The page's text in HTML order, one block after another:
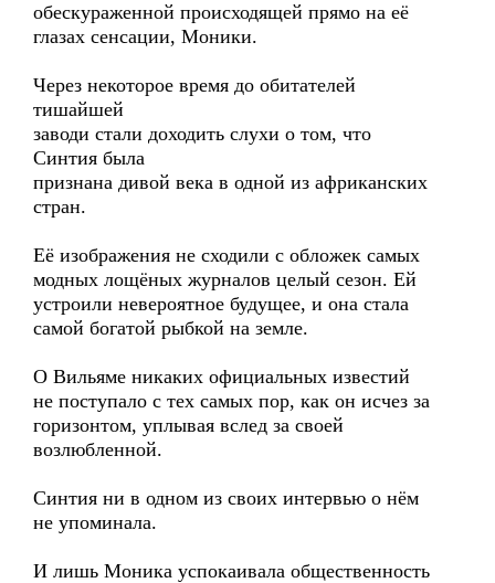
обескураженной происходящей прямо на её
глазах сенсации, Моники.
Через некоторое время до обитателей
тишайшей
заводи стали доходить слухи о том, что
Синтия была
признана дивой века в одной из африканских
стран.
Её изображения не сходили с обложек самых
модных лощёных журналов целый сезон. Ей
устроили невероятное будущее, и она стала
самой богатой рыбкой на земле.
О Вильяме никаких официальных известий
не поступало с тех самых пор, как он исчез за
горизонтом, уплывая вслед за своей
возлюбленной.
Синтия ни в одном из своих интервью о нём
не упоминала.
И лишь Моника успокаивала общественность